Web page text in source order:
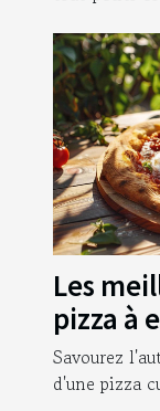
Les
pizza à
bois
Savourez
d'une pizza